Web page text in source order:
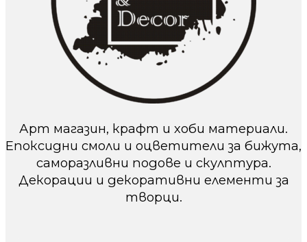
Арт магазин, крафт и хоби материали.
Епоксидни смоли и оцветители за бижута,
саморазливни подове и скулптура.
Декорации и декоративни елементи за
творци.